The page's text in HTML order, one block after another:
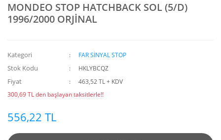
MONDEO STOP HATCHBACK SOL (5/D)
1996/2000 ORJİNAL
Kategori FAR SİNYAL STOP
Stok Kodu HKLYBCQZ
Fiyat
463,52 TL + KDV
300,69 TL den başlayan taksitlerle!!
556,22 TL